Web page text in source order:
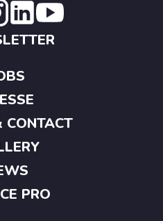
CONTACT
PRO